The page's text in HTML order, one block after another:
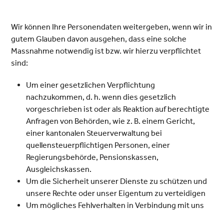
Wir können Ihre Personendaten weitergeben, wenn wir in
gutem Glauben davon ausgehen, dass eine solche
Massnahme notwendig ist bzw. wir hierzu verpflichtet
sind:
Um einer gesetzlichen Verpflichtung
nachzukommen, d. h. wenn dies gesetzlich
vorgeschrieben ist oder als Reaktion auf berechtigte
Anfragen von Behörden, wie z. B. einem Gericht,
einer kantonalen Steuerverwaltung bei
quellensteuerpflichtigen Personen, einer
Regierungsbehörde, Pensionskassen,
Ausgleichskassen.
Um die Sicherheit unserer Dienste zu schützen und
unsere Rechte oder unser Eigentum zu verteidigen
Um mögliches Fehlverhalten in Verbindung mit uns